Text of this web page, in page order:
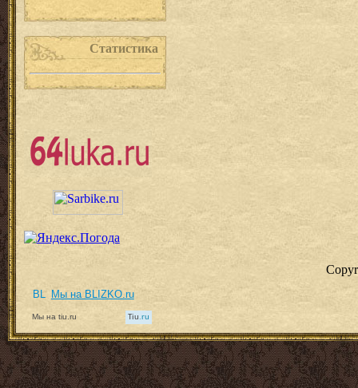
Статистика
Мы на BLIZKO.ru
Мы на tiu.ru Tiu.ru